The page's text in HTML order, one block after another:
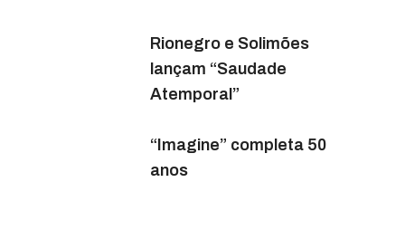
Como engajar
colaboradores em
Eventos sociais online:
modalidade Salto de
1948 a 2016
benefícios de
movimentar o corpo
Rionegro e Solimões
lançam “Saudade
Atemporal”
“Imagine” completa 50
anos